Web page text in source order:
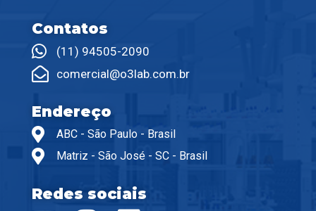
Contatos
(11) 94505-2090
comercial@o3lab.com.br
Endereço
ABC - São Paulo - Brasil
Matriz - São José - SC - Brasil
Redes sociais